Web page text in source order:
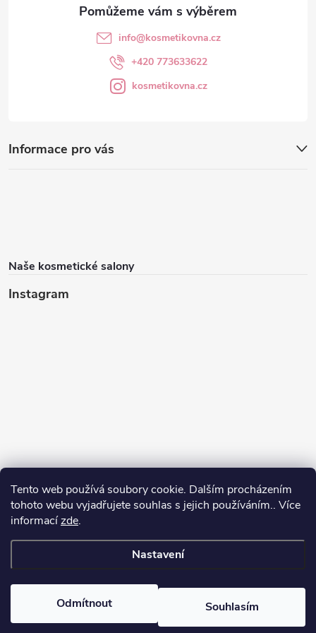
Tento web používá soubory cookie. Dalším procházením
tohoto webu vyjadřujete souhlas s jejich používáním.. Více
informacízde.
Nastavení
Odmítnout Souhlasím
Informace pro vás
Naše kosmetické salony
Instagram
info@kosmetikovna.cz
+420 773633622
kosmetikovna.cz
Vytvořil Shoptet
Kosmetikovna